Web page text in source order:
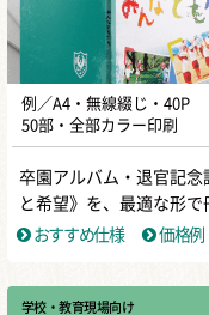
例／A4・無線綴じ・40P
50部・全部カラー印刷
卒園アルバム・退官記
と希望》を、最適な形で
おすすめ仕様
価格例
学校・教育現場向け